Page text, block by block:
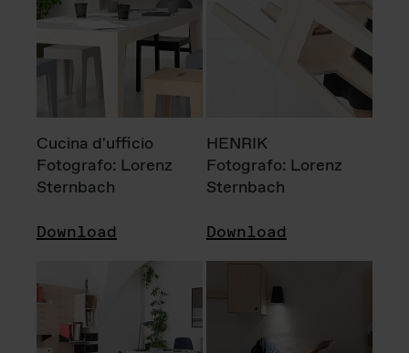
Cucina d'ufficio
Fotografo: Lorenz
Sternbach
Download
HENRIK
Fotografo: Lorenz
Sternbach
Download